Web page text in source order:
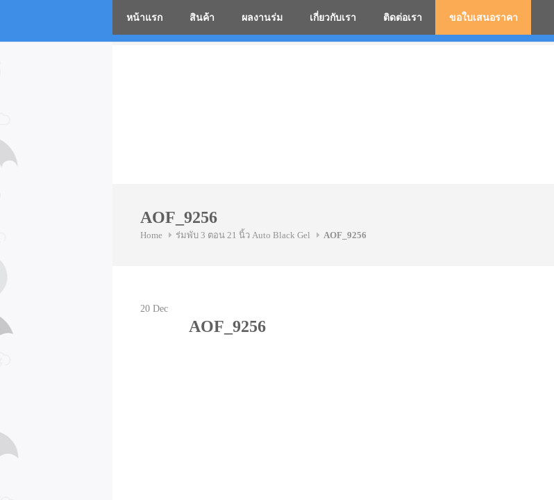
หน้าแรก สินค้า ผลงานร่ม เกี่ยวกับเรา ติดต่อเรา ขอใบเสนอราคา
AOF_9256
Home ร่มพับ 3 ตอน 21 นิ้ว Auto Black Gel AOF_9256
20 Dec
AOF_9256
โรงงานร่มสกรีนโลโก้ ร่มพรีเมี่ยม ร่มตอนเดียว ร่มกอล์